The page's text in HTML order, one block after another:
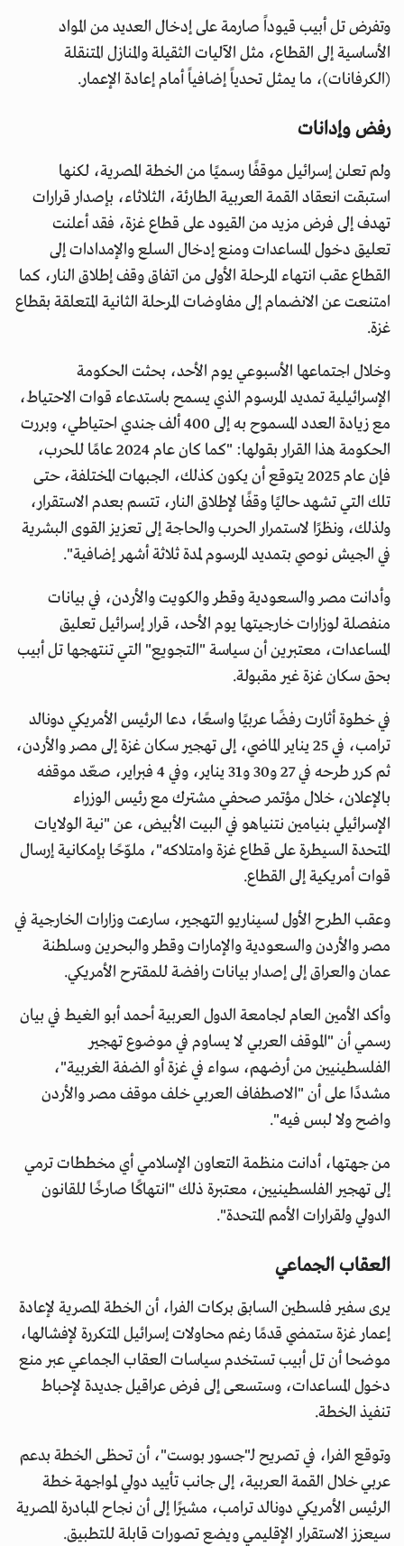
وتفرض تل أبيب قيوداً صارمة على إدخال العديد من المواد
الأساسية إلى القطاع، مثل الآليات الثقيلة والمنازل المتنقلة
(الكرفانات)، ما يمثل تحدياً إضافياً أمام إعادة الإعمار.
رفض وإدانات
ولم تعلن إسرائيل موقفًا رسميًا من الخطة المصرية، لكنها
استبقت انعقاد القمة العربية الطارئة، الثلاثاء، بإصدار قرارات
تهدف إلى فرض مزيد من القيود على قطاع غزة، فقد أعلنت
تعليق دخول المساعدات ومنع إدخال السلع والإمدادات إلى
القطاع عقب انتهاء المرحلة الأولى من اتفاق وقف إطلاق النار، كما
امتنعت عن الانضمام إلى مفاوضات المرحلة الثانية المتعلقة بقطاع
غزة.
وخلال اجتماعها الأسبوعي يوم الأحد، بحثت الحكومة
الإسرائيلية تمديد المرسوم الذي يسمح باستدعاء قوات الاحتياط،
مع زيادة العدد المسموح به إلى 400 ألف جندي احتياطي، وبررت
الحكومة هذا القرار بقولها: "كما كان عام 2024 عامًا للحرب،
فإن عام 2025 يتوقع أن يكون كذلك، الجبهات المختلفة، حتى
تلك التي تشهد حاليًا وقفًا لإطلاق النار، تتسم بعدم الاستقرار،
ولذلك، ونظرًا لاستمرار الحرب والحاجة إلى تعزيز القوى البشرية
في الجيش نوصي بتمديد المرسوم لمدة ثلاثة أشهر إضافية".
وأدانت مصر والسعودية وقطر والكويت والأردن، في بيانات
منفصلة لوزارات خارجيتها يوم الأحد، قرار إسرائيل تعليق
المساعدات، معتبرين أن سياسة "التجويع" التي تنتهجها تل أبيب
بحق سكان غزة غير مقبولة.
في خطوة أثارت رفضًا عربيًا واسعًا، دعا الرئيس الأمريكي دونالد
ترامب، في 25 يناير الماضي، إلى تهجير سكان غزة إلى مصر والأردن،
ثم كرر طرحه في 27 و30 و31 يناير، وفي 4 فبراير، صعّد موقفه
بالإعلان، خلال مؤتمر صحفي مشترك مع رئيس الوزراء
الإسرائيلي بنيامين نتنياهو في البيت الأبيض، عن "نية الولايات
المتحدة السيطرة على قطاع غزة وامتلاكه"، ملوّحًا بإمكانية إرسال
قوات أمريكية إلى القطاع.
وعقب الطرح الأول لسيناريو التهجير، سارعت وزارات الخارجية في
مصر والأردن والسعودية والإمارات وقطر والبحرين وسلطنة
عمان والعراق إلى إصدار بيانات رافضة للمقترح الأمريكي.
وأكد الأمين العام لجامعة الدول العربية أحمد أبو الغيط في بيان
رسمي أن "الموقف العربي لا يساوم في موضوع تهجير
الفلسطينيين من أرضهم، سواء في غزة أو الضفة الغربية"،
مشددًا على أن "الاصطفاف العربي خلف موقف مصر والأردن
واضح ولا لبس فيه".
من جهتها، أدانت منظمة التعاون الإسلامي أي مخططات ترمي
إلى تهجير الفلسطينيين، معتبرة ذلك "انتهاكًا صارخًا للقانون
الدولي ولقرارات الأمم المتحدة".
العقاب الجماعي
يرى سفير فلسطين السابق بركات الفرا، أن الخطة المصرية لإعادة
إعمار غزة ستمضي قدمًا رغم محاولات إسرائيل المتكررة لإفشالها،
موضحا أن تل أبيب تستخدم سياسات العقاب الجماعي عبر منع
دخول المساعدات، وستسعى إلى فرض عراقيل جديدة لإحباط
تنفيذ الخطة.
وتوقع الفرا، في تصريح لـ"جسور بوست"، أن تحظى الخطة بدعم
عربي خلال القمة العربية، إلى جانب تأييد دولي لمواجهة خطة
الرئيس الأمريكي دونالد ترامب، مشيرًا إلى أن نجاح المبادرة المصرية
سيعزز الاستقرار الإقليمي ويضع تصورات قابلة للتطبيق.